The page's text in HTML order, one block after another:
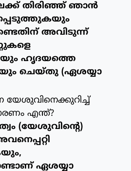
തിരിഞ്ഞ് ഞാന്‍
അവിടുന്ന്
ഹൃദയത്തെ
ചെയ്തു (ഏശയ്യാ
എന്ത്?
(യേശുവിന്റെ)
ഏശയ്യാ